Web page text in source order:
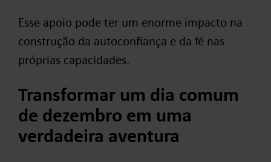
Esse apoio pode ter um enorme impacto na
construção da autoconfiança e da fé nas
próprias capacidades.
Transformar um dia comum
de dezembro em uma
verdadeira aventura